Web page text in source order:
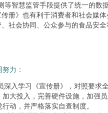
等智慧监管手段提供了统一的数
册》也有利于消费者和社会媒体
社会协同、公众参与的食品安全
力：
深入学习《宣传册》，对照要求
大投入，完善硬件设施，加强
动，并严格落实自查制度。